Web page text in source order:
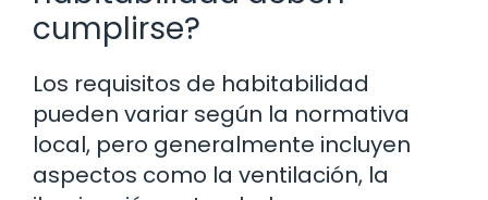
cumplirse?
Los requisitos de habitabilidad
pueden variar según la normativa
local, pero generalmente incluyen
aspectos como la ventilación, la